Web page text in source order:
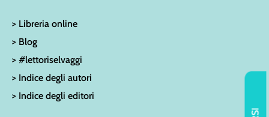
> Libreria online
> Blog
> #lettoriselvaggi
> Indice degli autori
> Indice degli editori